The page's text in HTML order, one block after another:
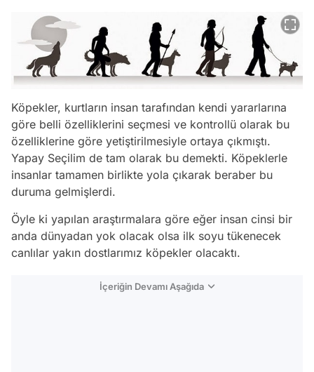
Köpekler, kurtların insan tarafından kendi yararlarına
göre belli özelliklerini seçmesi ve kontrollü olarak bu
özelliklerine göre yetiştirilmesiyle ortaya çıkmıştı.
Yapay Seçilim de tam olarak bu demekti. Köpeklerle
insanlar tamamen birlikte yola çıkarak beraber bu
duruma gelmişlerdi.
Öyle ki yapılan araştırmalara göre eğer insan cinsi bir
anda dünyadan yok olacak olsa ilk soyu tükenecek
canlılar yakın dostlarımız köpekler olacaktı.
İçeriğin Devamı Aşağıda